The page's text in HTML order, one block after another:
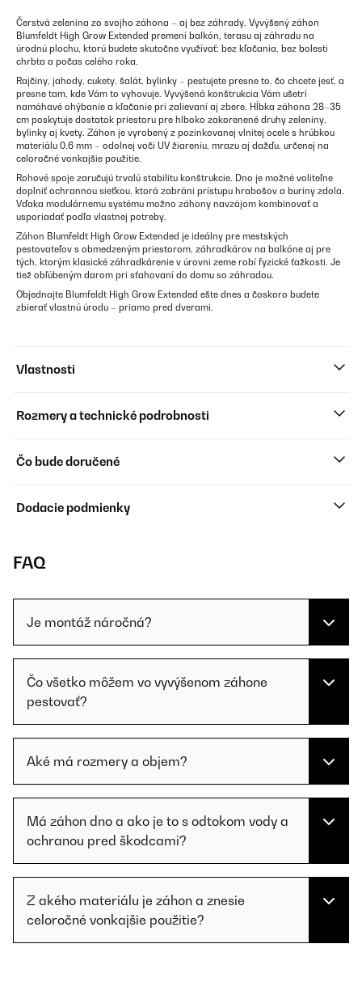
Čerstvá zelenina zo svojho záhona – aj bez záhrady. Vyvýšený záhon
Blumfeldt High Grow Extended premení balkón, terasu aj záhradu na
úrodnú plochu, ktorú budete skutočne využívať: bez kľačania, bez bolesti
chrbta a počas celého roka.
Rajčiny, jahody, cukety, šalát, bylinky – pestujete presne to, čo chcete jesť, a
presne tam, kde Vám to vyhovuje. Vyvýšená konštrukcia Vám ušetrí
namáhavé ohýbanie a kľačanie pri zalievaní aj zbere. Hĺbka záhona 28–35
cm poskytuje dostatok priestoru pre hlboko zakorenené druhy zeleniny,
bylinky aj kvety. Záhon je vyrobený z pozinkovanej vlnitej ocele s hrúbkou
materiálu 0,6 mm – odolnej voči UV žiareniu, mrazu aj dažďu, určenej na
celoročné vonkajšie použitie.
Rohové spoje zaručujú trvalú stabilitu konštrukcie. Dno je možné voliteľne
doplniť ochrannou sieťkou, ktorá zabráni prístupu hrabošov a buriny zdola.
Vďaka modulárnemu systému možno záhony navzájom kombinovať a
usporiadať podľa vlastnej potreby.
Záhon Blumfeldt High Grow Extended je ideálny pre mestských
pestovateľov s obmedzeným priestorom, záhradkárov na balkóne aj pre
tých, ktorým klasické záhradkárenie v úrovni zeme robí fyzické ťažkosti. Je
tiež obľúbeným darom pri sťahovaní do domu so záhradou.
Objednajte Blumfeldt High Grow Extended ešte dnes a čoskoro budete
zbierať vlastnú úrodu – priamo pred dverami.
Vlastnosti
Rozmery a technické podrobnosti
Čo bude doručené
Dodacie podmienky
FAQ
Je montáž náročná?
Čo všetko môžem vo vyvýšenom záhone
pestovať?
Aké má rozmery a objem?
Má záhon dno a ako je to s odtokom vody a
ochranou pred škodcami?
Z akého materiálu je záhon a znesie
celoročné vonkajšie použitie?